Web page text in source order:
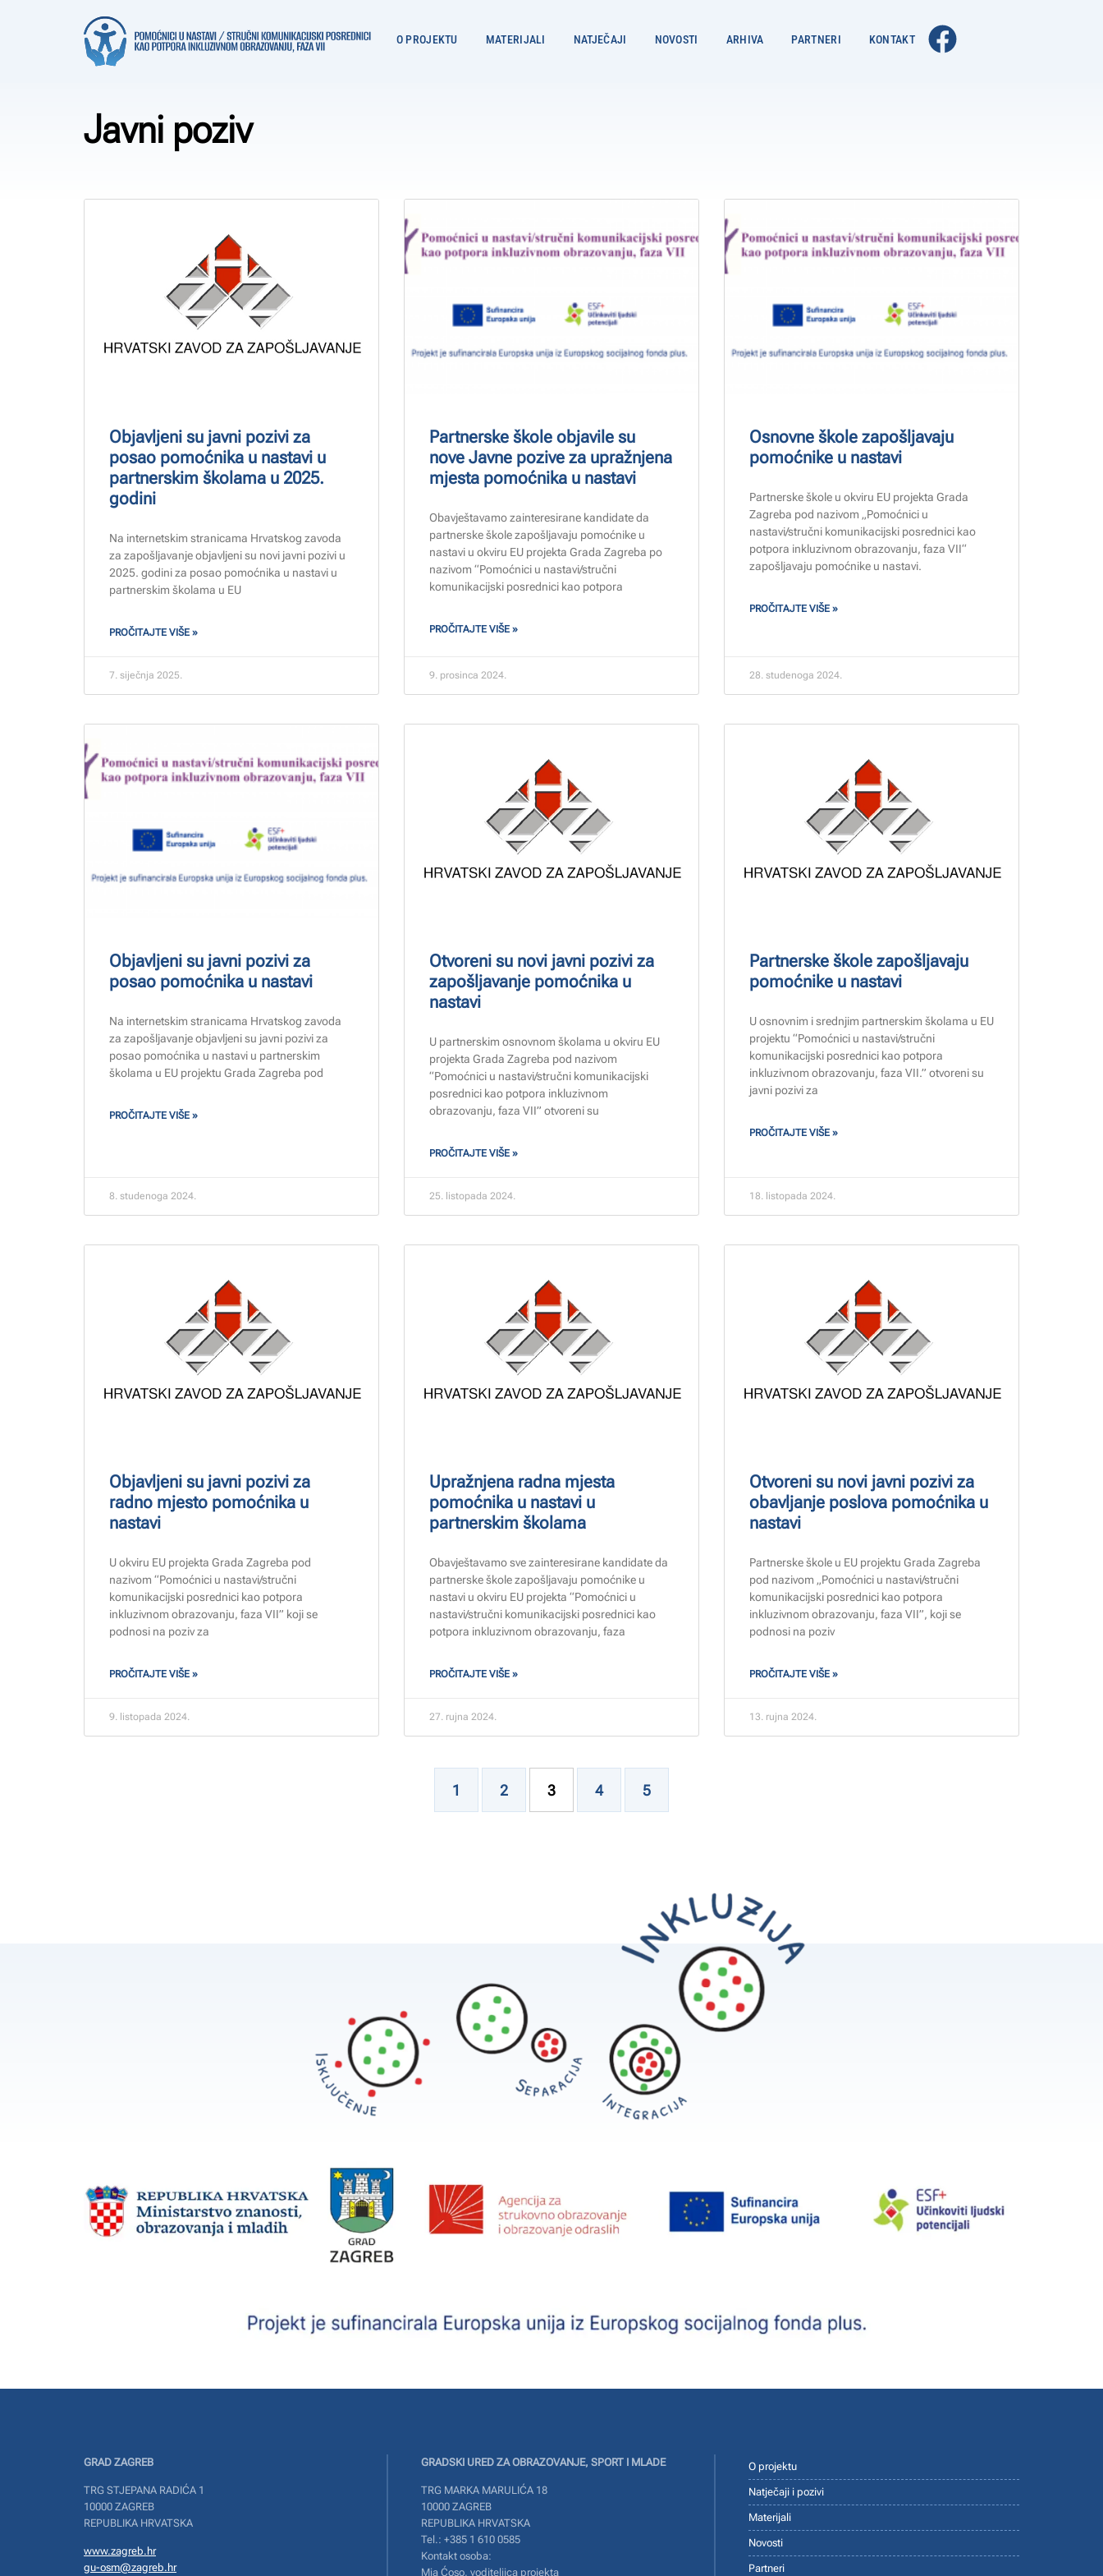
O PROJEKTU MATERIJALI NATJEČAJI NOVOSTI ARHIVA PARTNERI KONTAKT
Javni poziv
Objavljeni su javni pozivi za
posao pomoćnika u nastavi u
partnerskim školama u 2025.
godini
Na internetskim stranicama Hrvatskog zavoda
za zapošljavanje objavljeni su novi javni pozivi u
2025. godini za posao pomoćnika u nastavi u
partnerskim školama u EU
PROČITAJTE VIŠE »
7. siječnja 2025.
Partnerske škole objavile su
nove Javne pozive za upražnjena
mjesta pomoćnika u nastavi
Obavještavamo zainteresirane kandidate da
partnerske škole zapošljavaju pomoćnike u
nastavi u okviru EU projekta Grada Zagreba po
nazivom “Pomoćnici u nastavi/stručni
komunikacijski posrednici kao potpora
PROČITAJTE VIŠE »
9. prosinca 2024.
Osnovne škole zapošljavaju
pomoćnike u nastavi
Partnerske škole u okviru EU projekta Grada
Zagreba pod nazivom „Pomoćnici u
nastavi/stručni komunikacijski posrednici kao
potpora inkluzivnom obrazovanju, faza VII“
zapošljavaju pomoćnike u nastavi.
PROČITAJTE VIŠE »
28. studenoga 2024.
Objavljeni su javni pozivi za
posao pomoćnika u nastavi
Na internetskim stranicama Hrvatskog zavoda
za zapošljavanje objavljeni su javni pozivi za
posao pomoćnika u nastavi u partnerskim
školama u EU projektu Grada Zagreba pod
PROČITAJTE VIŠE »
8. studenoga 2024.
Otvoreni su novi javni pozivi za
zapošljavanje pomoćnika u
nastavi
U partnerskim osnovnom školama u okviru EU
projekta Grada Zagreba pod nazivom
“Pomoćnici u nastavi/stručni komunikacijski
posrednici kao potpora inkluzivnom
obrazovanju, faza VII” otvoreni su
PROČITAJTE VIŠE »
25. listopada 2024.
Partnerske škole zapošljavaju
pomoćnike u nastavi
U osnovnim i srednjim partnerskim školama u EU
projektu “Pomoćnici u nastavi/stručni
komunikacijski posrednici kao potpora
inkluzivnom obrazovanju, faza VII.” otvoreni su
javni pozivi za
PROČITAJTE VIŠE »
18. listopada 2024.
Objavljeni su javni pozivi za
radno mjesto pomoćnika u
nastavi
U okviru EU projekta Grada Zagreba pod
nazivom “Pomoćnici u nastavi/stručni
komunikacijski posrednici kao potpora
inkluzivnom obrazovanju, faza VII” koji se
podnosi na poziv za
PROČITAJTE VIŠE »
9. listopada 2024.
Upražnjena radna mjesta
pomoćnika u nastavi u
partnerskim školama
Obavještavamo sve zainteresirane kandidate da
partnerske škole zapošljavaju pomoćnike u
nastavi u okviru EU projekta “Pomoćnici u
nastavi/stručni komunikacijski posrednici kao
potpora inkluzivnom obrazovanju, faza
PROČITAJTE VIŠE »
27. rujna 2024.
Otvoreni su novi javni pozivi za
obavljanje poslova pomoćnika u
nastavi
Partnerske škole u EU projektu Grada Zagreba
pod nazivom „Pomoćnici u nastavi/stručni
komunikacijski posrednici kao potpora
inkluzivnom obrazovanju, faza VII”, koji se
podnosi na poziv
PROČITAJTE VIŠE »
13. rujna 2024.
1 2 3 4 5
GRAD ZAGREB
TRG STJEPANA RADIĆA 1
10000 ZAGREB
REPUBLIKA HRVATSKA
www.zagreb.hr
gu-osm@zagreb.hr
GRADSKI URED ZA OBRAZOVANJE, SPORT I MLADE
TRG MARKA MARULIĆA 18
10000 ZAGREB
REPUBLIKA HRVATSKA
Tel.: +385 1 610 0585
Kontakt osoba:
Mia Ćoso, voditeljica projekta
O projektu
Natječaji i pozivi
Materijali
Novosti
Partneri